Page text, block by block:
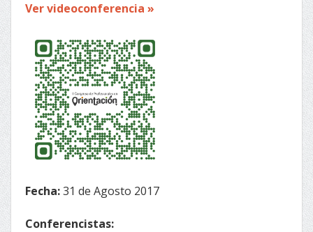
Ver videoconferencia »
Fecha:31 de Agosto 2017
Conferencistas: